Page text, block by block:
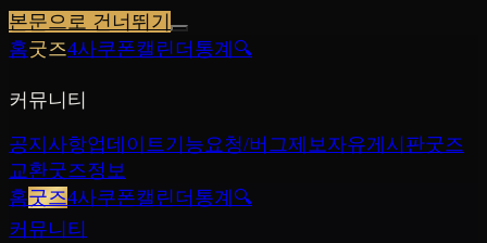
본문으로 건너뛰기
홈굿즈4사쿠폰캘린더 통계 🔍
커뮤니티
공지사항업데이트기능요청/버그제보자유게시판굿즈
교환굿즈정보
홈굿즈4사쿠폰캘린더 통계 🔍
커뮤니티